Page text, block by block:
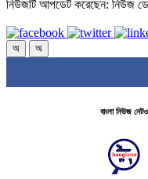
নিউজটি আপডেট করেছেন: নিউজ
অ অ
বাংলা নিউজ